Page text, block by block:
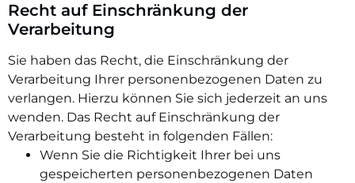
Recht auf Einschränkung der
Verarbeitung
Sie haben das Recht, die Einschränkung der
Verarbeitung Ihrer personenbezogenen Daten zu
verlangen. Hierzu können Sie sich jederzeit an uns
wenden. Das Recht auf Einschränkung der
Verarbeitung besteht in folgenden Fällen:
Wenn Sie die Richtigkeit Ihrer bei uns
gespeicherten personenbezogenen Daten